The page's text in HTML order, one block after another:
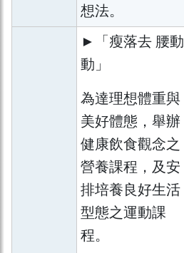
想法。
►「瘦落去 腰動
動」
為達理想體重與
美好體態，舉辦
健康飲食觀念之
營養課程，及安
排培養良好生活
型態之運動課
程。